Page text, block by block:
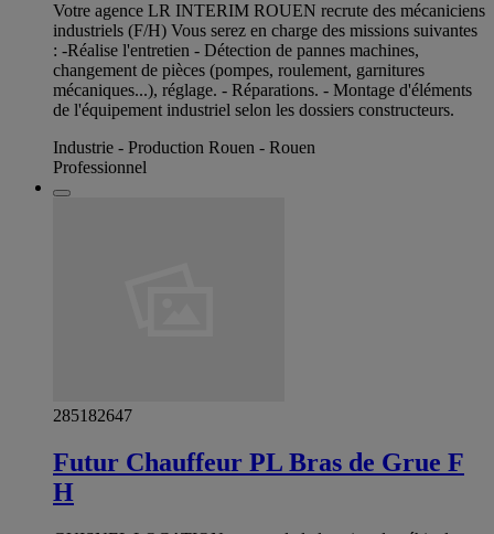
Votre agence LR INTERIM ROUEN recrute des mécaniciens
industriels (F/H) Vous serez en charge des missions suivantes
: -Réalise l'entretien - Détection de pannes machines,
changement de pièces (pompes, roulement, garnitures
mécaniques...), réglage. - Réparations. - Montage d'éléments
de l'équipement industriel selon les dossiers constructeurs.
Industrie - Production Rouen - Rouen
Professionnel
285182647
Futur Chauffeur PL Bras de Grue F
H